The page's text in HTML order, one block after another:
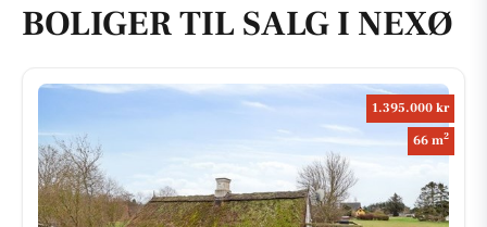
BOLIGER TIL SALG I NEXØ
1.395.000 kr
66 m2